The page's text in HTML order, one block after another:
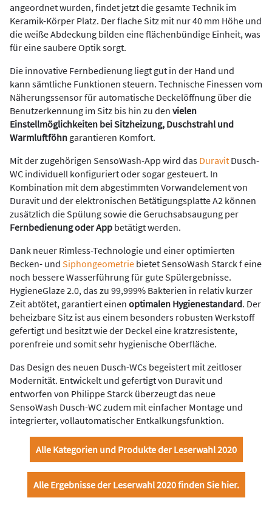
angeordnet wurden, findet jetzt die gesamte Technik im
Keramik-Körper Platz. Der flache Sitz mit nur 40 mm Höhe und
die weiße Abdeckung bilden eine flächenbündige Einheit, was
für eine saubere Optik sorgt.
Die innovative Fernbedienung liegt gut in der Hand und
kann sämtliche Funktionen steuern. Technische Finessen vom
Näherungssensor für automatische Deckelöffnung über die
Benutzerkennung im Sitz bis hin zu den vielen
Einstellmöglichkeiten bei Sitzheizung, Duschstrahl und
Warmluftföhn garantieren Komfort.
Mit der zugehörigen SensoWash-App wird das Duravit Dusch-
WC individuell konfiguriert oder sogar gesteuert. In
Kombination mit dem abgestimmten Vorwandelement von
Duravit und der elektronischen Betätigungsplatte A2 können
zusätzlich die Spülung sowie die Geruchsabsaugung per
Fernbedienung oder App betätigt werden.
Dank neuer Rimless-Technologie und einer optimierten
Becken- und Siphongeometrie bietet SensoWash Starck f eine
noch bessere Wasserführung für gute Spülergebnisse.
HygieneGlaze 2.0, das zu 99,999% Bakterien in relativ kurzer
Zeit abtötet, garantiert einen optimalen Hygienestandard. Der
beheizbare Sitz ist aus einem besonders robusten Werkstoff
gefertigt und besitzt wie der Deckel eine kratzresistente,
porenfreie und somit sehr hygienische Oberfläche.
Das Design des neuen Dusch-WCs begeistert mit zeitloser
Modernität. Entwickelt und gefertigt von Duravit und
entworfen von Philippe Starck überzeugt das neue
SensoWash Dusch-WC zudem mit einfacher Montage und
integrierter, vollautomatischer Entkalkungsfunktion.
Alle Kategorien und Produkte der Leserwahl 2020
Alle Ergebnisse der Leserwahl 2020 finden Sie hier.